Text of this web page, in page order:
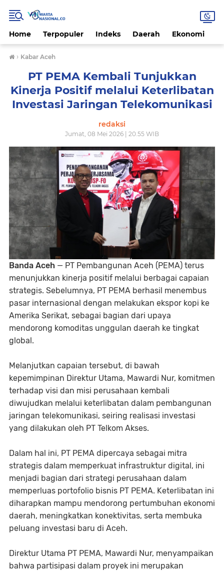
Home Terpopuler Indeks Daerah Ekonomi
› Kabar Aceh
PT PEMA Kembali Tunjukkan
Kinerja Positif melalui Keterlibatan
Investasi Jaringan Telekomunikasi
redaksi
Jumat, 08 Mei 2026 | 20.55 WIB
Banda Aceh — PT Pembangunan Aceh (PEMA) terus
menunjukkan kinerja positif melalui berbagai capaian
strategis. Sebelumnya, PT PEMA berhasil menembus
pasar internasional dengan melakukan ekspor kopi ke
Amerika Serikat, sebagai bagian dari upaya
mendorong komoditas unggulan daerah ke tingkat
global.
Melanjutkan capaian tersebut, di bawah
kepemimpinan Direktur Utama, Mawardi Nur, komitmen
terhadap visi dan misi perusahaan kembali
diwujudkan melalui keterlibatan dalam pembangunan
jaringan telekomunikasi, seiring realisasi investasi
yang dilakukan oleh PT Telkom Akses.
Dalam hal ini, PT PEMA dipercaya sebagai mitra
strategis dalam memperkuat infrastruktur digital, ini
menjadi bagian dari strategi perusahaan dalam
memperluas portofolio bisnis PT PEMA. Keterlibatan ini
diharapkan mampu mendorong pertumbuhan ekonomi
daerah, meningkatkan konektivitas, serta membuka
peluang investasi baru di Aceh.
Direktur Utama PT PEMA, Mawardi Nur, menyampaikan
bahwa partisipasi dalam proyek ini merupakan